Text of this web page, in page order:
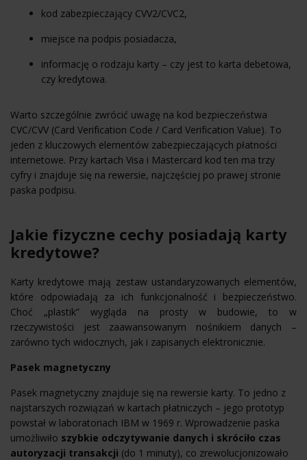
kod zabezpieczający CVV2/CVC2,
miejsce na podpis posiadacza,
informację o rodzaju karty – czy jest to karta debetowa,
czy kredytowa.
Warto szczególnie zwrócić uwagę na kod bezpieczeństwa
CVC/CVV (Card Verification Code / Card Verification Value). To
jeden z kluczowych elementów zabezpieczających płatności
internetowe. Przy kartach Visa i Mastercard kod ten ma trzy
cyfry i znajduje się na rewersie, najczęściej po prawej stronie
paska podpisu.
Jakie fizyczne cechy posiadają karty
kredytowe?
Karty kredytowe mają zestaw ustandaryzowanych elementów,
które odpowiadają za ich funkcjonalność i bezpieczeństwo.
Choć „plastik” wygląda na prosty w budowie, to w
rzeczywistości jest zaawansowanym nośnikiem danych –
zarówno tych widocznych, jak i zapisanych elektronicznie.
Pasek magnetyczny
Pasek magnetyczny znajduje się na rewersie karty. To jedno z
najstarszych rozwiązań w kartach płatniczych – jego prototyp
powstał w laboratoriach IBM w 1969 r. Wprowadzenie paska
umożliwiło szybkie odczytywanie danych i skróciło czas
autoryzacji transakcji (do 1 minuty), co zrewolucjonizowało